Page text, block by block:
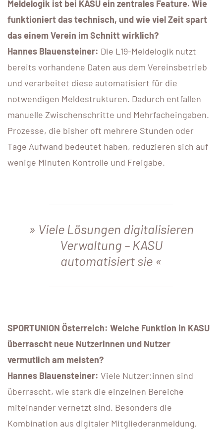
Meldelogik ist bei KASU ein zentrales Feature. Wie
funktioniert das technisch, und wie viel Zeit spart
das einem Verein im Schnitt wirklich?
Hannes Blauensteiner: Die L19-Meldelogik nutzt
bereits vorhandene Daten aus dem Vereinsbetrieb
und verarbeitet diese automatisiert für die
notwendigen Meldestrukturen. Dadurch entfallen
manuelle Zwischenschritte und Mehrfacheingaben.
Prozesse, die bisher oft mehrere Stunden oder
Tage Aufwand bedeutet haben, reduzieren sich auf
wenige Minuten Kontrolle und Freigabe.
Viele Lösungen digitalisieren
Verwaltung – KASU
automatisiert sie
SPORTUNION Österreich: Welche Funktion in KASU
überrascht neue Nutzerinnen und Nutzer
vermutlich am meisten?
Hannes Blauensteiner: Viele Nutzer:innen sind
überrascht, wie stark die einzelnen Bereiche
miteinander vernetzt sind. Besonders die
Kombination aus digitaler Mitgliederanmeldung,